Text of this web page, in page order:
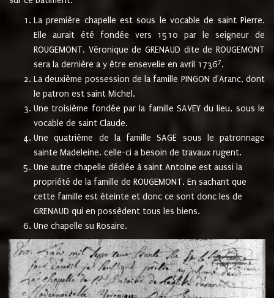
La première chapelle est sous le vocable de saint Pierre.
Elle aurait été fondée vers 1510 par le seigneur de
ROUGEMONT. Véronique de GRENAUD dite de ROUGEMONT
sera la dernière a y être ensevelie en avril 17367.
La deuxième possession de la famille PINGON d'Aranc, dont
le patron est saint Michel.
Une troisième fondée par la famille SAVEY du lieu, sous le
vocable de saint Claude.
Une quatrième de la famille SAGE sous le patronnage
sainte Madeleine. celle-ci a besoin de travaux rugent.
Une autre chapelle dédiée à saint Antoine est aussi la
propriété de la famille de ROUGEMONT. En sachant que
cette famille est éteinte et donc ce sont donc les de
GRENAUD qui en possèdent tous les biens.
Une chapelle su Rosaire.